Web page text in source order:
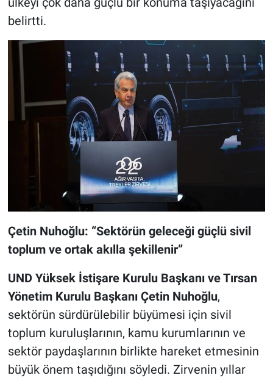
belirtti.
Çetin Nuhoğlu: “Sektörün geleceği güçlü sivil
toplum ve ortak akılla şekillenir”
UND Yüksek İstişare Kurulu Başkanı ve Tırsan
Yönetim Kurulu Başkanı Çetin Nuhoğlu,
sektörün sürdürülebilir büyümesi için sivil
toplum kuruluşlarının, kamu kurumlarının ve
sektör paydaşlarının birlikte hareket etmesinin
büyük önem taşıdığını söyledi. Zirvenin yıllar